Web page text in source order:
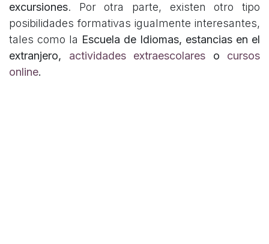
excursiones. Por otra parte, existen otro tipo
posibilidades formativas igualmente interesantes,
tales como la Escuela de Idiomas, estancias en el
extranjero, actividades extraescolares o cursos
online.